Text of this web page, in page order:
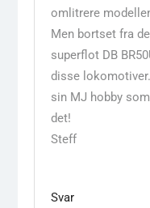
omlitrere
Men bortset fra
superflot DB
disse
sin MJ hobby
det!
Steff
Svar